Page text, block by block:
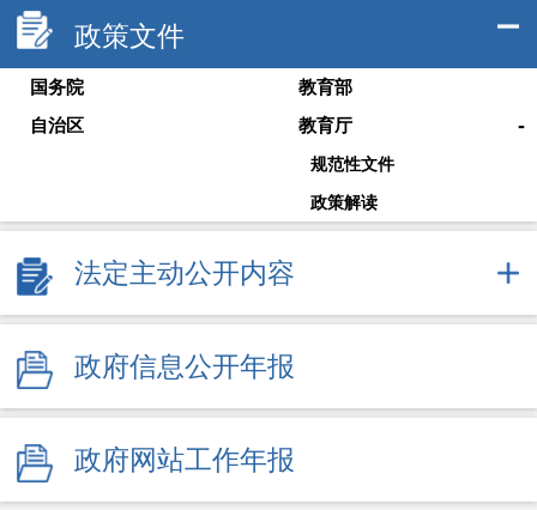
政策文件
国务院
教育部
自治区
教育厅 -
规范性文件
政策解读
法定主动公开内容
政府信息公开年报
政府网站工作年报